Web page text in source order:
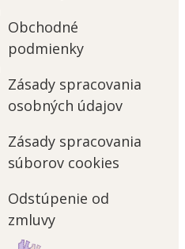
Obchodné
podmienky
Zásady spracovania
osobných údajov
Zásady spracovania
súborov cookies
Odstúpenie od
zmluvy